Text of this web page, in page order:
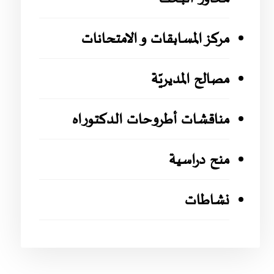
مركز المسابقات و الامتحانات
مصالح المديريّة
مناقشات أطروحات الدكتوراه
منح دراسية
نشاطات